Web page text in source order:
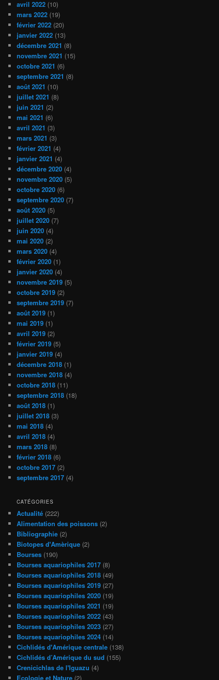
avril 2022 (10)
mars 2022 (19)
février 2022 (20)
janvier 2022 (13)
décembre 2021 (8)
novembre 2021 (15)
octobre 2021 (6)
septembre 2021 (8)
août 2021 (10)
juillet 2021 (8)
juin 2021 (2)
mai 2021 (6)
avril 2021 (3)
mars 2021 (3)
février 2021 (4)
janvier 2021 (4)
décembre 2020 (4)
novembre 2020 (5)
octobre 2020 (6)
septembre 2020 (7)
août 2020 (5)
juillet 2020 (7)
juin 2020 (4)
mai 2020 (2)
mars 2020 (4)
février 2020 (1)
janvier 2020 (4)
novembre 2019 (5)
octobre 2019 (2)
septembre 2019 (7)
août 2019 (1)
mai 2019 (1)
avril 2019 (2)
février 2019 (5)
janvier 2019 (4)
décembre 2018 (1)
novembre 2018 (4)
octobre 2018 (11)
septembre 2018 (18)
août 2018 (1)
juillet 2018 (3)
mai 2018 (4)
avril 2018 (4)
mars 2018 (8)
février 2018 (6)
octobre 2017 (2)
septembre 2017 (4)
CATÉGORIES
Actualité (222)
Alimentation des poissons (2)
Bibliographie (2)
Biotopes d'Amèrique (2)
Bourses (190)
Bourses aquariophiles 2017 (8)
Bourses aquariophiles 2018 (49)
Bourses aquariophiles 2019 (27)
Bourses aquariophiles 2020 (19)
Bourses aquariophiles 2021 (19)
Bourses aquariophiles 2022 (43)
Bourses aquariophiles 2023 (27)
Bourses aquariophiles 2024 (14)
Cichlidés d'Amérique centrale (138)
Cichlidés d’Amérique du sud (155)
Crenicichlas de l'Iguazu (4)
Ecologie et Nature (2)